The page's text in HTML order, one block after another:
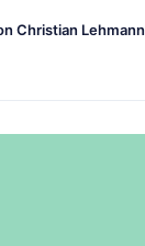
Christian Lehmann